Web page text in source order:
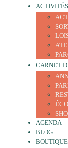
ACTIVITÉS
CARNET
AGENDA
BLOG
BOUTIQUE